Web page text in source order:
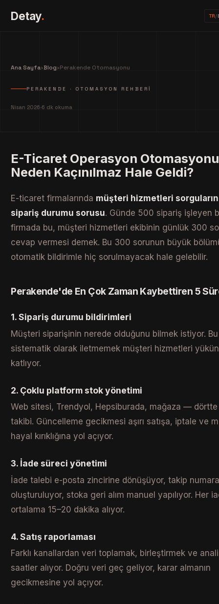
Detay. TR/
Ana Sayfa›Blog›Perakende Otomasyonu
PERAKENDE · OTOMASYON REHBERI
Nisan 2026·6 dk okuma
E-Ticaret Operasyon
Neden Kaçınılmaz Hale Geldi?
E-ticaret firmalarında müşteri hizmetleri
sipariş durumu sorusu. Günde 500 sipariş işleyen
firmada bu, müşteri hizmetleri ekibinin günlük 300
cevap vermesi demek. Bu 300 sorunun büyük
otomatik bildirimle hiç sorulmayacak hale gelebilir.
Perakende'de En Çok Zaman Kaybettiren 5
1. Sipariş durumu bildirimleri
Müşteri siparişinin nerede olduğunu bilmek istiyor.
sistematik olarak iletmemek müşteri hizmetleri
katlıyor.
2. Çoklu platform stok yönetimi
Web sitesi, Trendyol, Hepsiburada, mağaza — dörtte
takibi. Güncelleme gecikmesi aşırı satışa, iptale ve
hayal kırıklığına yol açıyor.
3. İade süreci yönetimi
İade talebi e-posta zincirine dönüşüyor, takip
oluşturuluyor, stoka geri alım manuel yapılıyor. Her
ortalama 15–20 dakika alıyor.
4. Satış raporlaması
Farklı kanallardan veri toplamak, birleştirmek ve
saatler alıyor. Doğru veri geç geliyor, karar almanın
gecikmesine yol açıyor.